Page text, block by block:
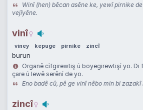
Winî (hen) bêcan asêne ke, yewî pirnike
vejîyêne.
vinî
viney kepuge pirnike zincî
burun
Organê cîfgirewtiş û boyegirewtişî yo. Di
çare û lewê serênî de yo.
Eno badê cû, pê ge vinî nêbo min bi zazakî
zincî